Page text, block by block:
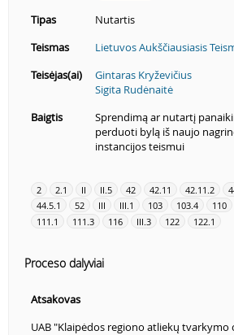
Tipas
Nutartis
Teismas
Lietuvos Aukščiausiasis
Teisėjas(ai)
Gintaras Kryževičius
Sigita Rudėnaitė
Baigtis
Sprendimą ar nutartį
perduoti bylą iš naujo
instancijos teismui
2 2.1 II II.5 42 42.11 42.11.2
44.5.1
52 III III.1 103 103.4 110
111.1
111.3 116 III.3 122 122.1
Proceso dalyviai
Atsakovas
UAB "Klaipėdos regiono atliekų tvarkymo